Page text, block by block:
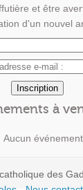
et être
d'un nouvel
à
Aucun événement
des